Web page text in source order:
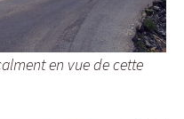
en vue de cette